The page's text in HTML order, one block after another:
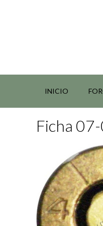
INICIO
Ficha